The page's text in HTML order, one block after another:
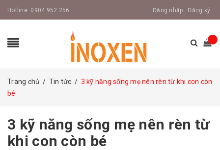
Hotline: 0904.952.256 Đăng nhập Đăng ký
Trang chủ / Tin tức / 3 kỹ năng sống mẹ nên rèn từ khi con còn
bé
3 kỹ năng sống mẹ nên rèn từ
khi con còn bé